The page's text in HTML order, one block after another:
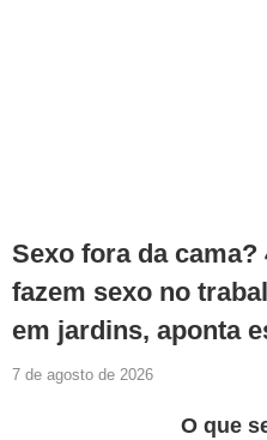
Sexo fora da cama?
fazem sexo no
em jardins, aponta
7 de agosto de 2026
O que